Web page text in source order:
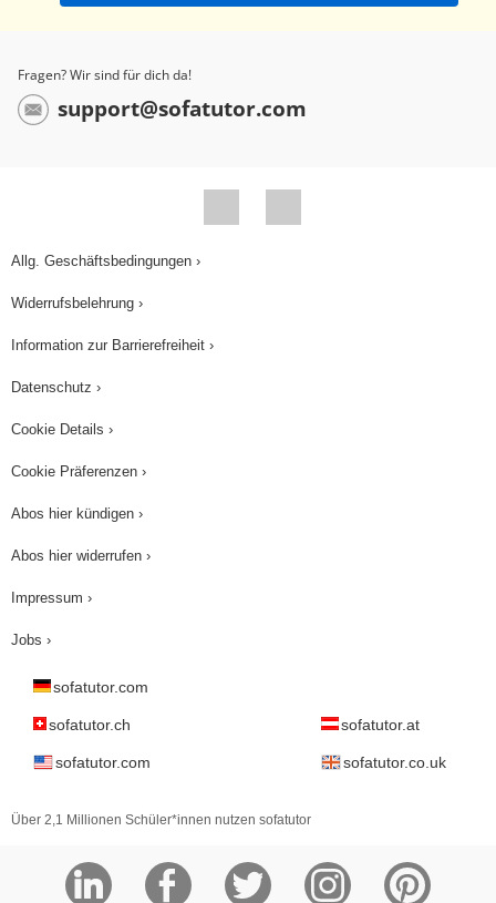
Fragen? Wir sind für dich da!
support@sofatutor.com
Allg. Geschäftsbedingungen ›
Widerrufsbelehrung ›
Information zur Barrierefreiheit ›
Datenschutz ›
Cookie Details ›
Cookie Präferenzen ›
Abos hier kündigen ›
Abos hier widerrufen ›
Impressum ›
Jobs ›
sofatutor.com
sofatutor.ch sofatutor.at
sofatutor.com sofatutor.co.uk
Über 2,1 Millionen Schüler*innen nutzen sofatutor